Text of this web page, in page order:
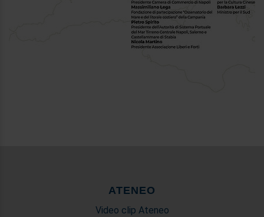
ATENEO
Video clip Ateneo